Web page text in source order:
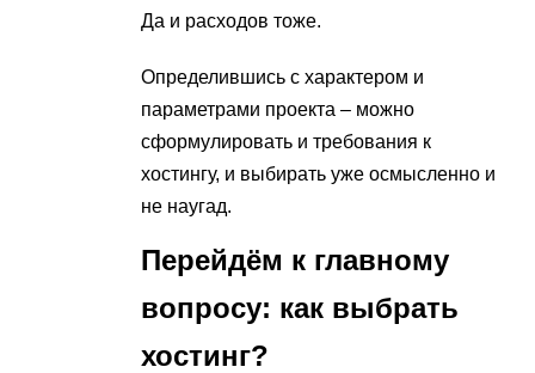
Да и расходов тоже.
Определившись с характером и
параметрами проекта – можно
сформулировать и требования к
хостингу, и выбирать уже осмысленно и
не наугад.
Перейдём к главному
вопросу: как выбрать
хостинг?